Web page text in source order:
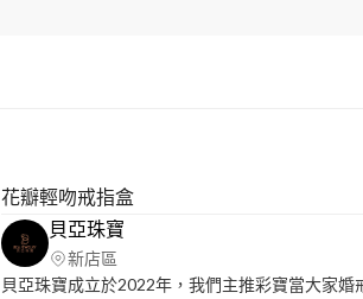
花瓣輕吻戒指盒
貝亞珠寶
新店區
貝亞珠寶成立於2022年，我們主推彩寶當大家婚